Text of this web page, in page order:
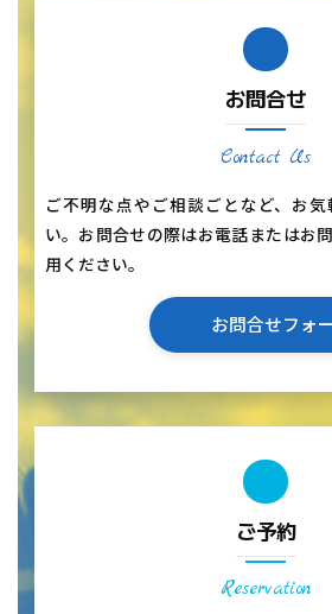
お問合せ
Contact Us
ご不明な点やご相談ごとなど、お
い。お問合せの際はお電話またはお
用ください。
お問合せフォ
ご予約
Reservation